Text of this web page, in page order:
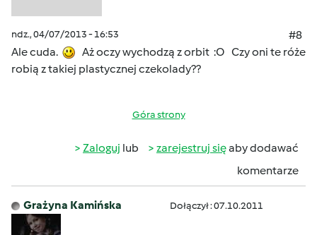
ndz., 04/07/2013 - 16:53
#8
Ale cuda.
Aż oczy wychodzą z orbit :O Czy oni te róże
robią z takiej plastycznej czekolady??
Góra strony
Zaloguj lub zarejestruj sięaby dodawać
komentarze
Grażyna Kamińska Dołączył : 07.10.2011